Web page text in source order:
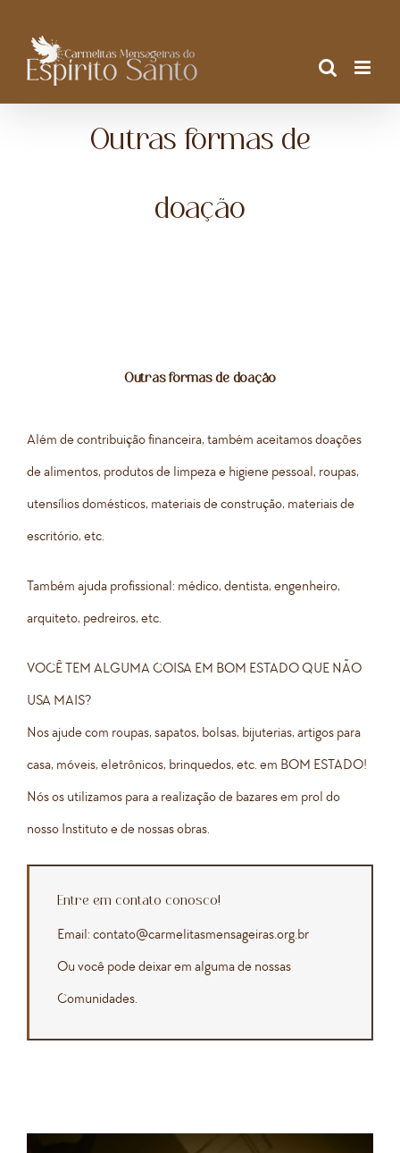
Outras formas de
doação
Outras formas de doação
Além de contribuição financeira, também aceitamos doações
de alimentos, produtos de limpeza e higiene pessoal, roupas,
utensílios domésticos, materiais de construção, materiais de
escritório, etc.
Também ajuda profissional: médico, dentista, engenheiro,
arquiteto, pedreiros, etc.
VOCÊ TEM ALGUMA COISA EM BOM ESTADO QUE NÃO
USA MAIS?
Nos ajude com roupas, sapatos, bolsas, bijuterias, artigos para
casa, móveis, eletrônicos, brinquedos, etc. em BOM ESTADO!
Nós os utilizamos para a realização de bazares em prol do
nosso Instituto e de nossas obras.
Entre em contato conosco!
Email: contato@carmelitasmensageiras.org.br
Ou você pode deixar em alguma de nossas
Comunidades.